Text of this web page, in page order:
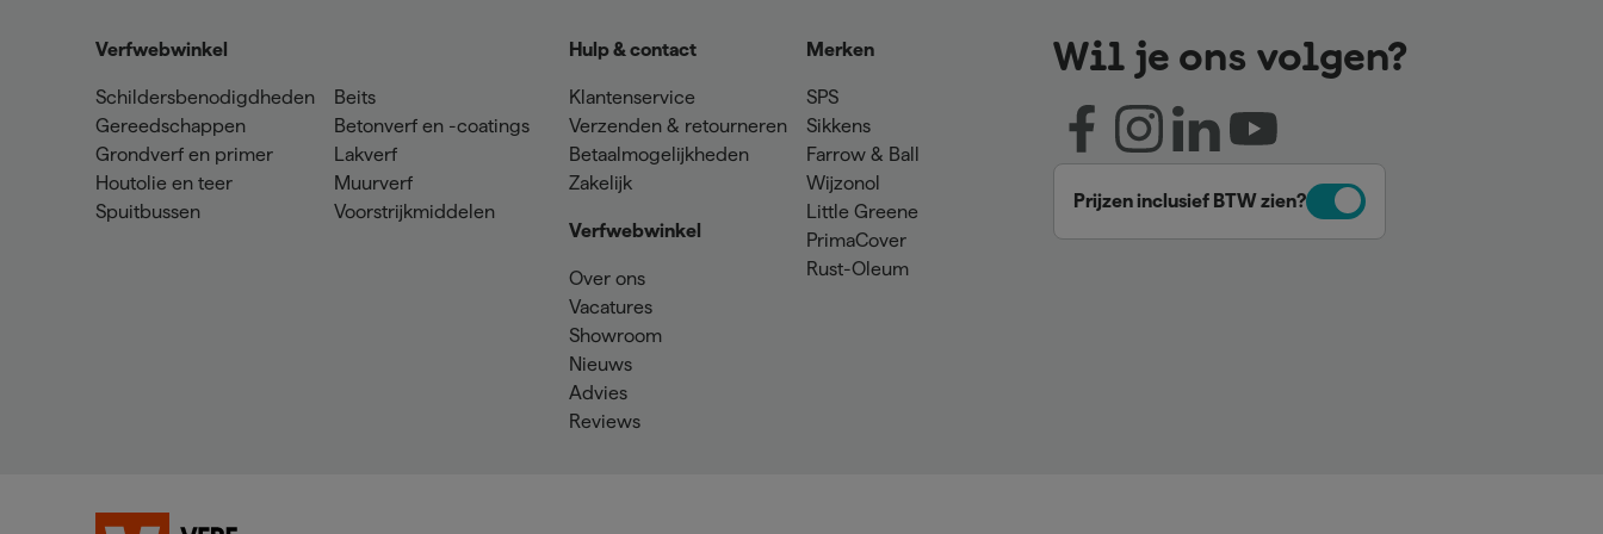
Verfwebwinkel
Schildersbenodigdheden
Gereedschappen
Grondverf en primer
Houtolie en teer
Spuitbussen
Beits
Betonverf en -coatings
Lakverf
Muurverf
Voorstrijkmiddelen
Hulp & contact
Klantenservice
Verzenden & retourneren
Betaalmogelijkheden
Zakelijk
Verfwebwinkel
Over ons
Vacatures
Showroom
Nieuws
Advies
Reviews
Merken
SPS
Sikkens
Farrow & Ball
Wijzonol
Little Greene
PrimaCover
Rust-Oleum
Wil je ons volgen?
Prijzen inclusief BTW zien?